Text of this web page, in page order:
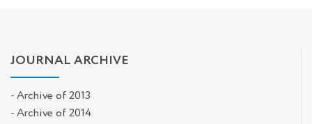
JOURNAL ARCHIVE
- Archive of 2013
- Archive of 2014